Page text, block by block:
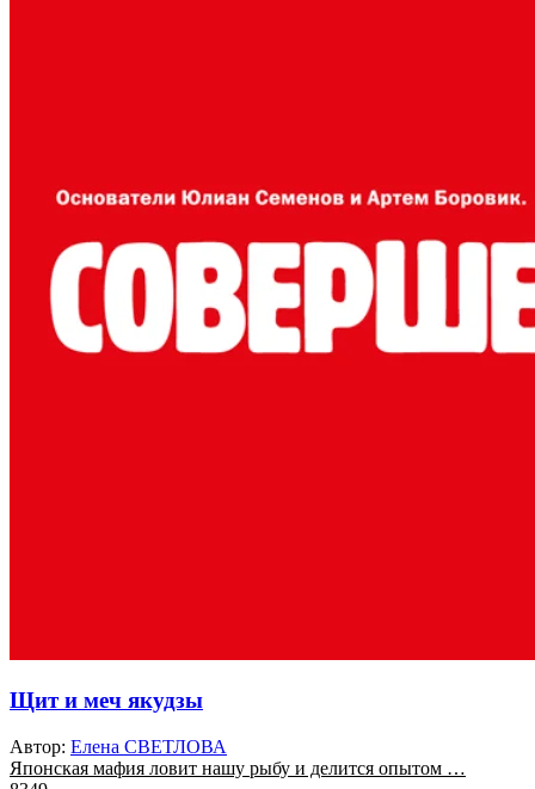
Щит и меч якудзы
Автор: Елена СВЕТЛОВА
Японская мафия ловит нашу рыбу и делится опытом …